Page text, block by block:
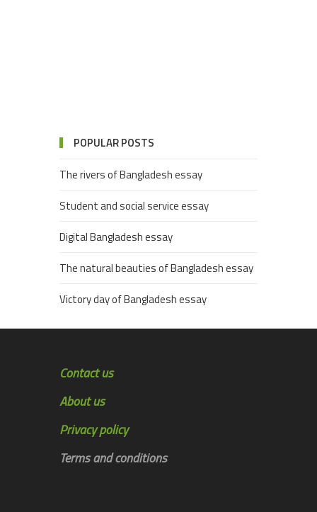
POPULAR POSTS
The rivers of Bangladesh essay
Student and social service essay
Digital Bangladesh essay
The natural beauties of Bangladesh essay
Victory day of Bangladesh essay
Contact us
About us
Privacy policy
Terms and conditions